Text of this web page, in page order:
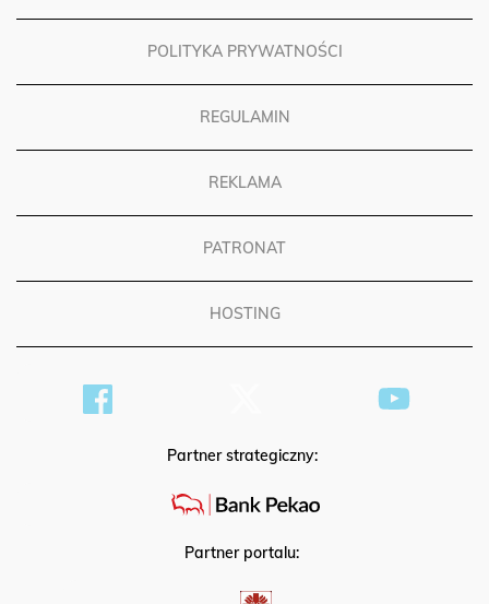
POLITYKA PRYWATNOŚCI
REGULAMIN
REKLAMA
PATRONAT
HOSTING
Partner strategiczny:
Partner portalu: